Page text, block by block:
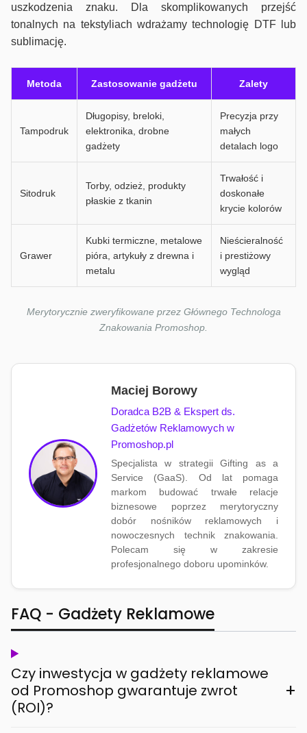
uszkodzenia znaku. Dla skomplikowanych przejść
tonalnych na tekstyliach wdrażamy technologię DTF lub
sublimację.
Metoda Zastosowanie gadżetu Zalety
Tampodruk
Długopisy, breloki,
elektronika, drobne
gadżety
Precyzja przy
małych
detalach logo
Sitodruk
Torby, odzież, produkty
płaskie z tkanin
Trwałość i
doskonałe
krycie kolorów
Grawer
Kubki termiczne, metalowe
pióra, artykuły z drewna i
metalu
Nieścieralność
i prestiżowy
wygląd
Merytorycznie zweryfikowane przez Głównego Technologa
Znakowania Promoshop.
Maciej Borowy
Doradca B2B & Ekspert ds.
Gadżetów Reklamowych w
Promoshop.pl
Specjalista w strategii Gifting as a
Service (GaaS). Od lat pomaga
markom budować trwałe relacje
biznesowe poprzez merytoryczny
dobór nośników reklamowych i
nowoczesnych technik znakowania.
Polecam się w zakresie
profesjonalnego doboru upominków.
FAQ - Gadżety Reklamowe
Czy inwestycja w gadżety reklamowe
od Promoshop gwarantuje zwrot
(ROI)?
+